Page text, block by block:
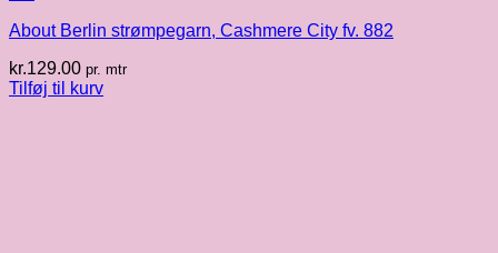
About Berlin strømpegarn, Cashmere City fv. 882
kr.129.00 pr. mtr
Tilføj til kurv